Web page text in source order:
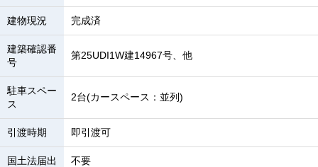
建物現況 完成済
建築確認番
号
第25UDI1W建14967号、他
駐車スペー
ス
2台(カースペース：並列)
引渡時期 即引渡可
国土法届出 不要